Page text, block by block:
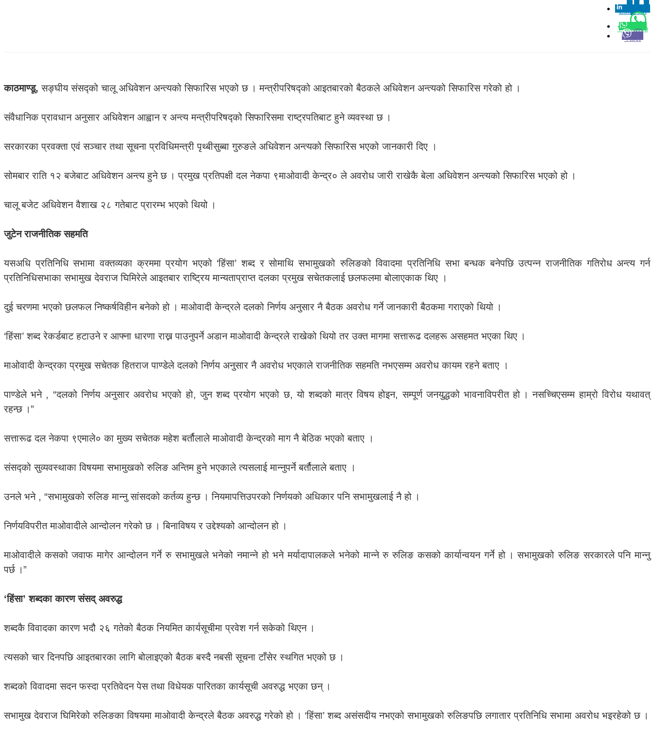
Linkedin
0
Whatsapp
Viber
काठमाण्डू, सङ्घीय संसद्को चालू अधिवेशन अन्त्यको सिफारिस भएको छ । मन्त्रीपरिषद्को आइतबारको बैठकले अधिवेशन अन्त्यको सिफारिस गरेको हो ।
संवैधानिक प्रावधान अनुसार अधिवेशन आह्वान र अन्त्य मन्त्रीपरिषद्को सिफारिसमा राष्ट्रपतिबाट हुने व्यवस्था छ ।
सरकारका प्रवक्ता एवं सञ्चार तथा सूचना प्रविधिमन्त्री पृथ्बीसुब्बा गुरुङले अधिवेशन अन्त्यको सिफारिस भएको जानकारी दिए ।
सोमबार राति १२ बजेबाट अधिवेशन अन्त्य हुने छ । प्रमुख प्रतिपक्षी दल नेकपा ९माओवादी केन्द्र० ले अवरोध जारी राखेकै बेला अधिवेशन अन्त्यको सिफारिस भएको हो ।
चालू बजेट अधिवेशन वैशाख २८ गतेबाट प्रारम्भ भएको थियो ।
जुटेन राजनीतिक सहमति
यसअधि प्रतिनिधि सभामा वक्तव्यका क्रममा प्रयोग भएको ‘हिंसा’ शब्द र सोमाथि सभामुखको रुलिङको विवादमा प्रतिनिधि सभा बन्धक बनेपछि उत्पन्न राजनीतिक गतिरोध अन्त्य गर्न
प्रतिनिधिसभाका सभामुख देवराज घिमिरेले आइतबार राष्ट्रिय मान्यताप्राप्त दलका प्रमुख सचेतकलाई छलफलमा बोलाएकाक थिए ।
दुई चरणमा भएको छलफल निष्कर्षविहीन बनेको हो । माओवादी केन्द्रले दलको निर्णय अनुसार नै बैठक अवरोध गर्ने जानकारी बैठकमा गराएको थियो ।
‘हिंसा’ शब्द रेकर्डबाट हटाउने र आफ्ना धारणा राख्न पाउनुपर्ने अडान माओवादी केन्द्रले राखेको थियो तर उक्त मागमा सत्तारूढ दलहरू असहमत भएका थिए ।
माओवादी केन्द्रका प्रमुख सचेतक हितराज पाण्डेले दलको निर्णय अनुसार नै अवरोध भएकाले राजनीतिक सहमति नभएसम्म अवरोध कायम रहने बताए ।
पाण्डेले भने , “दलको निर्णय अनुसार अवरोध भएको हो, जुन शब्द प्रयोग भएको छ, यो शब्दको मात्र विषय होइन, सम्पूर्ण जनयुद्धको भावनाविपरीत हो । नसच्चिएसम्म हाम्रो विरोध यथावत्
रहन्छ ।”
सत्तारूढ दल नेकपा ९एमाले० का मुख्य सचेतक महेश बर्तौलाले माओवादी केन्द्रको माग नै बेठिक भएको बताए ।
संसद्को सुव्यवस्थाका विषयमा सभामुखको रुलिङ अन्तिम हुने भएकाले त्यसलाई मान्नुपर्ने बर्तौलाले बताए ।
उनले भने , “सभामुखको रुलिङ मान्नु सांसदको कर्तव्य हुन्छ । नियमापत्तिउपरको निर्णयको अधिकार पनि सभामुखलाई नै हो ।
निर्णयविपरीत माओवादीले आन्दोलन गरेको छ । बिनाविषय र उद्देश्यको आन्दोलन हो ।
माओवादीले कसको जवाफ मागेर आन्दोलन गर्ने रु सभामुखले भनेको नमान्ने हो भने मर्यादापालकले भनेको मान्ने रु रुलिङ कसको कार्यान्वयन गर्ने हो । सभामुखको रुलिङ सरकारले पनि मान्नु
पर्छ ।”
‘हिंसा’ शब्दका कारण संसद् अवरुद्ध
शब्दकै विवादका कारण भदौ २६ गतेको बैठक नियमित कार्यसूचीमा प्रवेश गर्न सकेको थिएन ।
त्यसको चार दिनपछि आइतबारका लागि बोलाइएको बैठक बस्दै नबसी सूचना टाँसेर स्थगित भएको छ ।
शब्दको विवादमा सदन फस्दा प्रतिवेदन पेस तथा विधेयक पारितका कार्यसूची अवरुद्ध भएका छन् ।
सभामुख देवराज घिमिरेको रुलिङका विषयमा माओवादी केन्द्रले बैठक अवरुद्ध गरेको हो । ‘हिंसा’ शब्द असंसदीय नभएको सभामुखको रुलिङपछि लगातार प्रतिनिधि सभामा अवरोध भइरहेको छ ।